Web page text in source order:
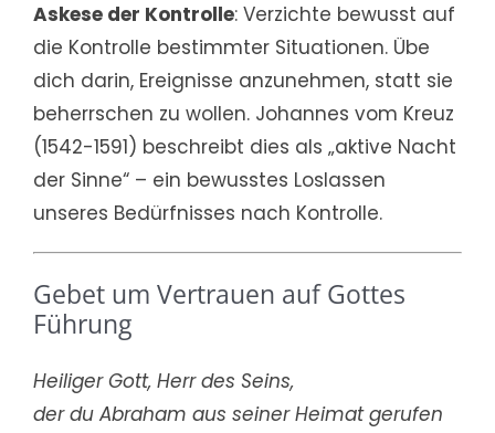
Askese der Kontrolle: Verzichte bewusst auf
die Kontrolle bestimmter Situationen. Übe
dich darin, Ereignisse anzunehmen, statt sie
beherrschen zu wollen. Johannes vom Kreuz
(1542-1591) beschreibt dies als „aktive Nacht
der Sinne“ – ein bewusstes Loslassen
unseres Bedürfnisses nach Kontrolle.
Gebet um Vertrauen auf Gottes
Führung
Heiliger Gott, Herr des Seins,
der du Abraham aus seiner Heimat gerufen